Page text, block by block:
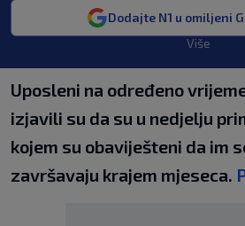
Dodajte N1 u omiljeni
Više
Uposleni na određeno
izjavili su da su u nedjelju
kojem su obaviješteni da im
završavaju krajem mjeseca.